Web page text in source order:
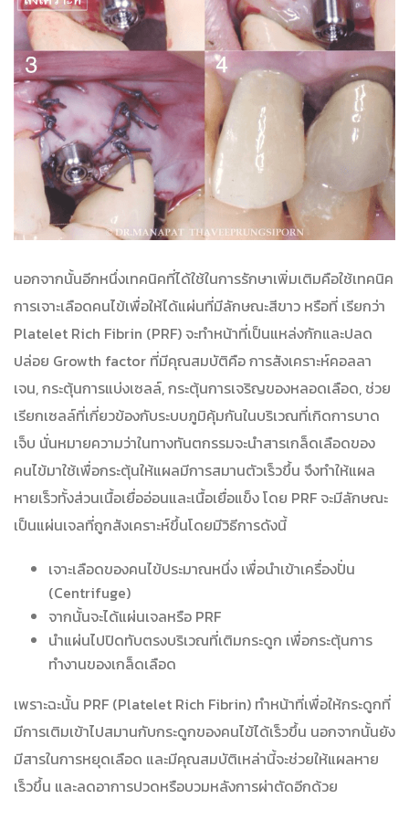
นอกจากนั้นอีกหนึ่งเทคนิคที่ได้ใช้ในการรักษาเพิ่มเติมคือใช้เทคนิค
การเจาะเลือดคนไข้เพื่อให้ได้แผ่นที่มีลักษณะสีขาว หรือที่ เรียกว่า
Platelet Rich Fibrin (PRF) จะทำหน้าที่เป็นแหล่งกักและปลด
ปล่อย Growth factor ที่มีคุณสมบัติคือ การสังเคราะห์คอลลา
เจน, กระตุ้นการแบ่งเซลล์, กระตุ้นการเจริญของหลอดเลือด, ช่วย
เรียกเซลล์ที่เกี่ยวข้องกับระบบภูมิคุ้มกันในบริเวณที่เกิดการบาด
เจ็บ นั่นหมายความว่าในทางทันตกรรมจะนำสารเกล็ดเลือดของ
คนไข้มาใช้เพื่อกระตุ้นให้แผลมีการสมานตัวเร็วขึ้น จึงทำให้แผล
หายเร็วทั้งส่วนเนื้อเยื่ออ่อนและเนื้อเยื่อแข็ง โดย PRF จะมีลักษณะ
เป็นแผ่นเจลที่ถูกสังเคราะห์ขึ้นโดยมีวิธีการดังนี้
เจาะเลือดของคนไข้ประมาณหนึ่ง เพื่อนำเข้าเครื่องปั่น
(Centrifuge)
จากนั้นจะได้แผ่นเจลหรือ PRF
นำแผ่นไปปิดทับตรงบริเวณที่เติมกระดูก เพื่อกระตุ้นการ
ทำงานของเกล็ดเลือด
เพราะฉะนั้น PRF (Platelet Rich Fibrin) ทำหน้าที่เพื่อให้กระดูกที่
มีการเติมเข้าไปสมานกับกระดูกของคนไข้ได้เร็วขึ้น นอกจากนั้นยัง
มีสารในการหยุดเลือด และมีคุณสมบัติเหล่านี้จะช่วยให้แผลหาย
เร็วขึ้น และลดอาการปวดหรือบวมหลังการผ่าตัดอีกด้วย